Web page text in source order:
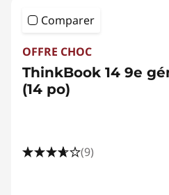
Comparer
OFFRE CHOC
ThinkBook 14 9e
(14 po)
(9)